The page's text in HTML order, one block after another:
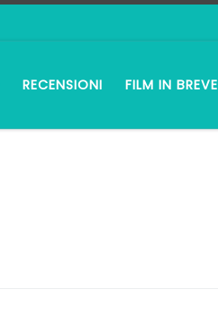
RECENSIONI FILM IN BREVE